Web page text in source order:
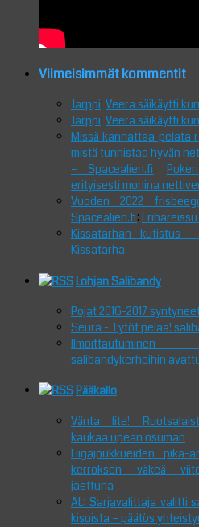
Viimeisimmät kommentit
Jarppi: Veera säikäytti
Jarppi: Veera säikäytti
Missä kannattaa pelata
mistä tunnistaa hyvän
– Spacealien.fi:
erityisesti monina
Vuoden 2022
Spacealien.fi: Fribareissu
Kissatarhan kutistus –
Kissatarha
Lohjan Salibandy
Pojat 2016-2017
Seura - Tytöt pelaa!
salibandykerhoihin
Pääkallo
Vänta lite!
kaukaa upean osuman
Liigajoukkueiden pika-
kerroksen väkeä
jaettuna
AL: Sarjavalittaja valitti
kisoista – päätös